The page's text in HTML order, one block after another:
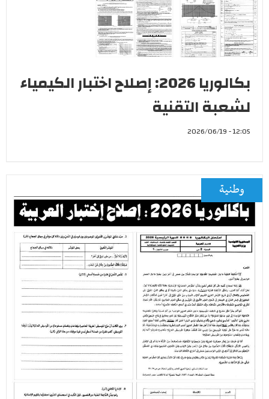
بكالوريا 2026: إصلاح اختبار الكيمياء
لشعبة التقنية
12:05 - 2026/06/19
وطنية